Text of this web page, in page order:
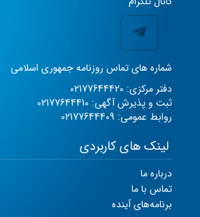
شماره های تماس روزنامه جمهوری اسلامی
دفتر مرکزی: 02177644420
ثبت و پذیرش آگهی: 02177644410
روابط عمومی: 02177644409
لینک های کاربردی
درباره ما
تماس با ما
برنامه‌های آینده